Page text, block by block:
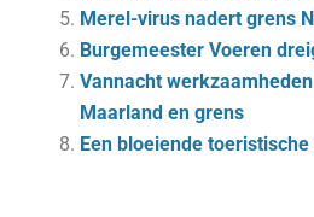
Merel-virus nadert grens
Burgemeester Voeren
Vannacht
Maarland en grens
Een bloeiende